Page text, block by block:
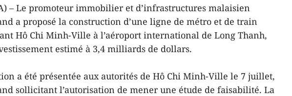
– Le promoteur immobilier et d’infrastructures malaisien
a proposé la construction d’une ligne de métro et de train
Hô Chi Minh-Ville à l’aéroport international de Long Thanh,
estimé à 3,4 milliards de dollars.
a été présentée aux autorités de Hô Chi Minh-Ville le 7 juillet,
sollicitant l’autorisation de mener une étude de faisabilité. La